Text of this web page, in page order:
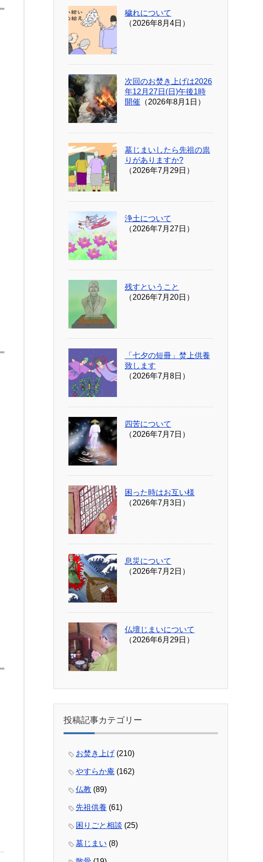
穢れについて
（2026年8月4日）
次回のお焚き上げは2026
年12月27日(日)午後1時
開催 （2026年8月1日）
墓じまいしたら先祖の祟
りがありますか?
（2026年7月29日）
浄土について
（2026年7月27日）
残すということ
（2026年7月20日）
「七夕の短冊」焚上供養
致します
（2026年7月8日）
四苦について
（2026年7月7日）
困った時はお互い様
（2026年7月3日）
息災について
（2026年7月2日）
仏壇じまいについて
（2026年6月29日）
投稿記事カテゴリー
お焚き上げ (210)
やすらか庵 (162)
仏教 (89)
先祖供養 (61)
困りごと相談 (25)
墓じまい (8)